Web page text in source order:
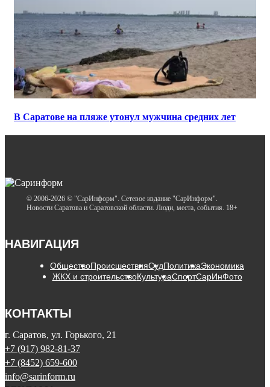
В Саратове на пляже утонул мужчина средних лет
© 2006-2026 © "СарИнформ". Сетевое издание "СарИнформ".
Новости Саратова и Саратовской области. Люди, места, события. 18+
НАВИГАЦИЯ
ОбществоПроисшествияСудПолитикаЭкономика
ЖКХ и строительствоКультураСпортСарИнФото
КОНТАКТЫ
г. Саратов, ул. Горького, 21
+7 (917) 982-81-37
+7 (8452) 659-600
info@sarinform.ru